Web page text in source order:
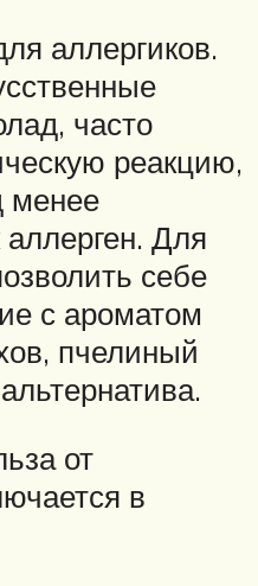
аллергиков.
часто
реакцию,
менее
аллерген. Для
себе
с ароматом
пчелиный
от
в